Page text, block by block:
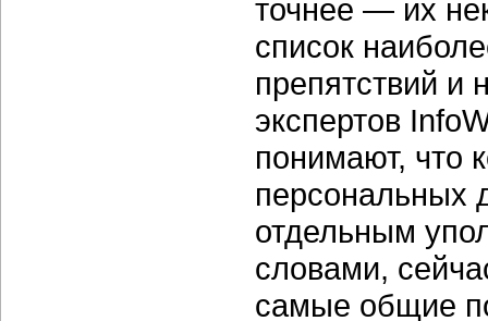
точнее — их
список
препятствий и
экспертов
понимают, что
персональных
отдельным
словами,
самые общие